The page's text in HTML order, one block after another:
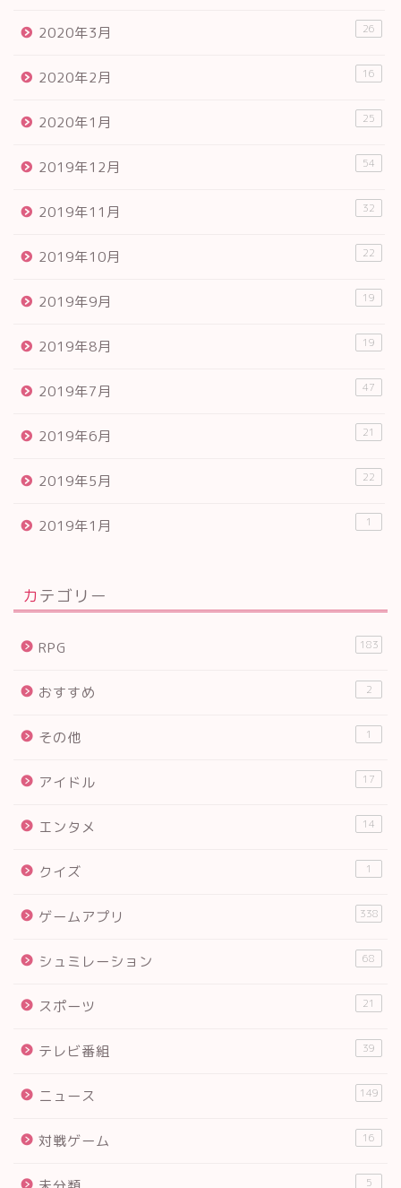
2020年3月 26
2020年2月 16
2020年1月 25
2019年12月 54
2019年11月 32
2019年10月 22
2019年9月 19
2019年8月 19
2019年7月 47
2019年6月 21
2019年5月 22
2019年1月 1
カテゴリー
RPG 183
おすすめ 2
その他 1
アイドル 17
エンタメ 14
クイズ 1
ゲームアプリ 338
シュミレーション 68
スポーツ 21
テレビ番組 39
ニュース 149
対戦ゲーム 16
5